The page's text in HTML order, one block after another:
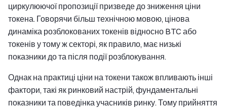
циркулюючої пропозиції призведе до зниження ціни
токена. Говорячи більш технічною мовою, цінова
динаміка розблокованих токенів відносно BTC або
токенів у тому ж секторі, як правило, має низькі
показники до та після події розблокування.
Однак на практиці ціни на токени також впливають інші
фактори, такі як ринковий настрій, фундаментальні
показники та поведінка учасників ринку. Тому прийняття